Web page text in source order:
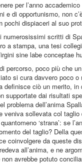
per l’anno
e di opportunismo, non
pochi dispiaceri al suo
scritti di
a stampa, una tesi
sine labe conceptae
percorso, poco più che
si cura davvero poco
ciò un merito,
supportate dai risultati
problema dell’anima
veniva sollevata col
‘strana’: se
del taglio? Della
coinvolgere da queste
all’anima, e ne
avrebbe potuto